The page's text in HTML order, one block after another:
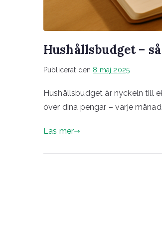
Hushållsbudget –
Publicerat den 8 maj 2025
Hushållsbudget är nyckeln till
över dina pengar – varje månad.
Läs mer